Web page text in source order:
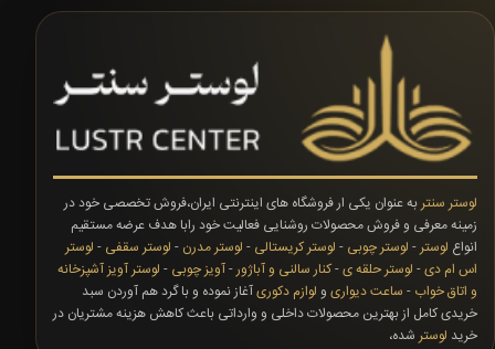
لوستر سنتربه عنوان یکی ار فروشگاه های اینترنتی ایران،فروش تخصصی خود در
زمینه معرفی و فروش محصولات روشنایی فعالیت خود رابا هدف عرضه مستقیم
انواع لوستر- لوستر چوبی - لوستر کریستالی - لوستر مدرن - لوستر سقفی - لوستر
اس ام دی- لوستر حلقه ی-کنار سالنی و آباژور-آویز چوبی - لوستر آویز آشپزخانه
و اتاق خواب - ساعت دیواری و لوازم دکوریآغاز نموده و با گرد هم آوردن سبد
خریدی کامل از بهترین محصولات داخلی و وارداتی باعث کاهش هزینه مشتریان در
خرید لوسترشده،